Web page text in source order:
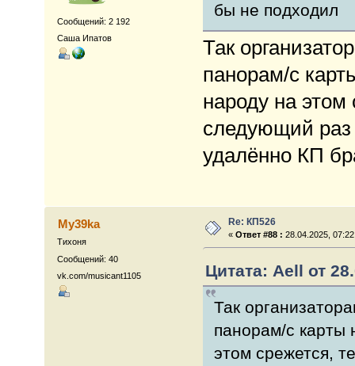
Сообщений: 2 192
Саша Ипатов
бы не подходил
Так
панорам/с
народу на
следующий раз
удалённо КП
My39ka
Тихоня
Сообщений: 40
vk.com/musicant1105
Re: КП526
«Ответ #88 : 28.04.2025,
Цитата: Aell от
Так
панорам/с карты
этом срежется,